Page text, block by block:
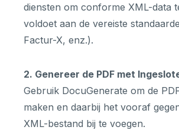
diensten om conforme XML-data
voldoet aan de vereiste
Factur-X, enz.).
2. Genereer de PDF met
Gebruik DocuGenerate om de
maken en daarbij het vooraf
XML-bestand bij te voegen.